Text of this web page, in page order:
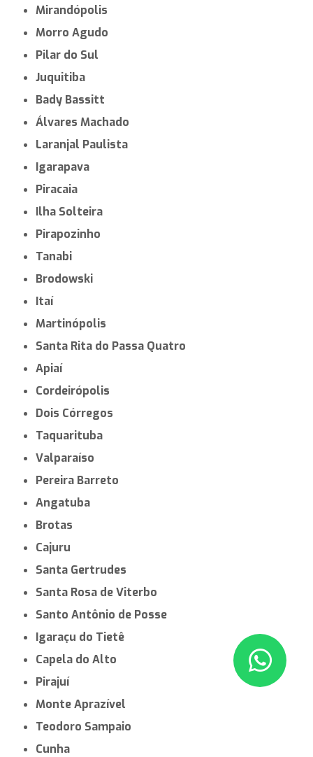
Mirandópolis
Morro Agudo
Pilar do Sul
Juquitiba
Bady Bassitt
Álvares Machado
Laranjal Paulista
Igarapava
Piracaia
Ilha Solteira
Pirapozinho
Tanabi
Brodowski
Itaí
Martinópolis
Santa Rita do Passa Quatro
Apiaí
Cordeirópolis
Dois Córregos
Taquarituba
Valparaíso
Pereira Barreto
Angatuba
Brotas
Cajuru
Santa Gertrudes
Santa Rosa de Viterbo
Santo Antônio de Posse
Igaraçu do Tietê
Capela do Alto
Pirajuí
Monte Aprazível
Teodoro Sampaio
Cunha